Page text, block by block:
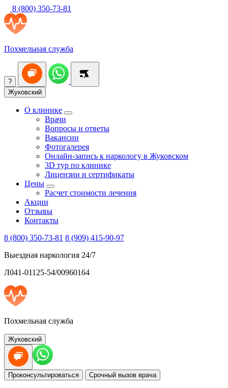
8 (800) 350-73-81
Похмельная служба
?
Жуковский
О клинике
Врачи
Вопросы и ответы
Вакансии
Фотогалерея
Онлайн-запись к наркологу в Жуковском
3D тур по клинике
Лицензии и сертификаты
Цены
Расчет стоимости лечения
Акции
Отзывы
Контакты
8 (800) 350-73-81 8 (909) 415-90-97
Выездная наркология 24/7
Л041-01125-54/00960164
Похмельная служба
Жуковский
Проконсультироваться Срочный вызов врача